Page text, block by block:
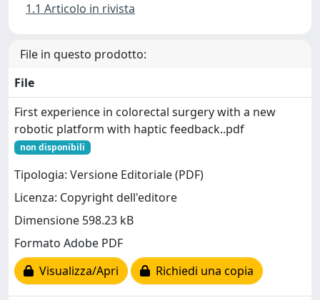
1.1 Articolo in rivista
File in questo prodotto:
File
First experience in colorectal surgery with a new
robotic platform with haptic feedback..pdf
non disponibili
Tipologia: Versione Editoriale (PDF)
Licenza: Copyright dell'editore
Dimensione 598.23 kB
Formato Adobe PDF
Visualizza/Apri
Richiedi una copia